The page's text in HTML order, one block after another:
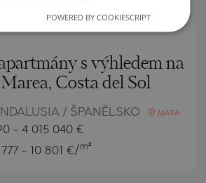
s výhledem na
Costa del Sol
/ ŠPANĚLSKO MAPA
- 4 015 040 €
- 10 801 €/ m²
POWERED BY COOKIESCRIPT